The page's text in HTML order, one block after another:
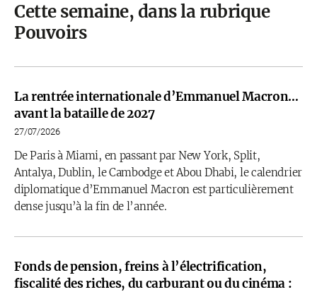
Cette semaine, dans la rubrique
Pouvoirs
La rentrée internationale d’Emmanuel Macron…
avant la bataille de 2027
27/07/2026
De Paris à Miami, en passant par New York, Split,
Antalya, Dublin, le Cambodge et Abou Dhabi, le calendrier
diplomatique d’Emmanuel Macron est particulièrement
dense jusqu’à la fin de l’année.
Fonds de pension, freins à l’électrification,
fiscalité des riches, du carburant ou du cinéma :